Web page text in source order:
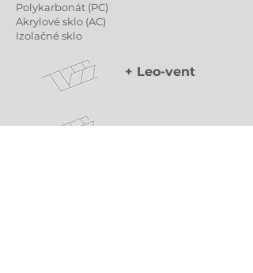
Polykarbonát (PC)
Akrylové sklo (AC)
Izolačné sklo
+ Leo-vent